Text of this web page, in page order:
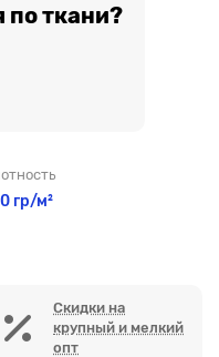
по ткани?
гр/м²
Скидки на
крупный и мелкий
опт